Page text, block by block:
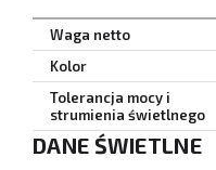
Waga netto
Kolor
Tolerancja mocy i
strumienia świetlnego
DANE ŚWIETLNE